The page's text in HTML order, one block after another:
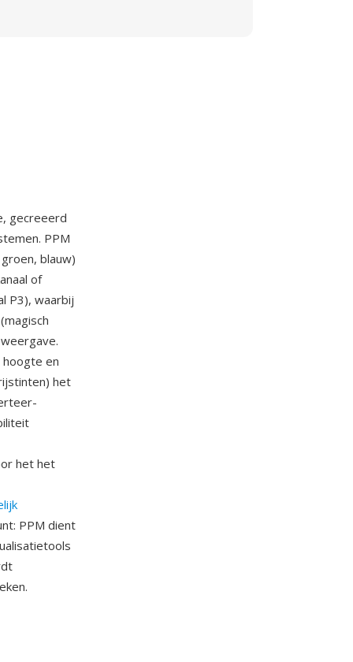
gecreeerd
PPM
blauw)
of
P3), waarbij
en
het
het het
PPM dient